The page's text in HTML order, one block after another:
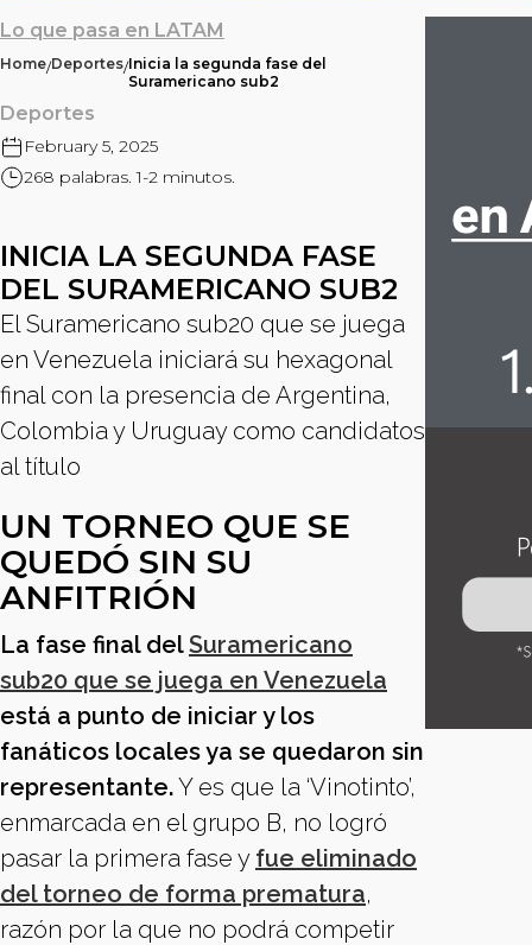
Lo que pasa en LATAM
Home/Deportes/Inicia la segunda fase del
Suramericano sub2
Deportes
February 5, 2025
268 palabras. 1-2 minutos.
INICIA LA SEGUNDA FASE
DEL SURAMERICANO SUB2
El Suramericano sub20 que se juega
en Venezuela iniciará su hexagonal
final con la presencia de Argentina,
Colombia y Uruguay como candidatos
al título
UN TORNEO QUE SE
QUEDÓ SIN SU
ANFITRIÓN
La fase final delSuramericano
sub20 que se juega en Venezuela
está a punto de iniciar y los
fanáticos locales ya se quedaron sin
representante.Y es que la ‘Vinotinto’,
enmarcada en el grupo B, no logró
pasar la primera fase y fue eliminado
del torneo de forma prematura,
razón por la que no podrá competir